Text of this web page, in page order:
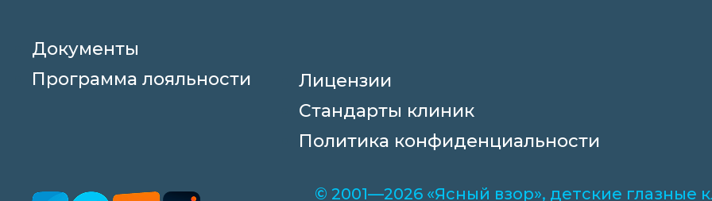
Документы
Программа лояльности
Лицензии
Стандарты клиник
Политика конфиденциальности
© 2001—2026 «Ясный взор», детские глазные